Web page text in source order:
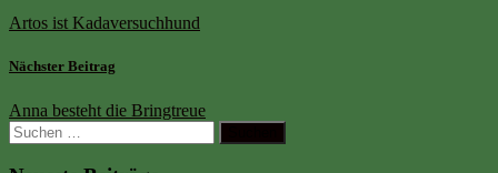
Artos ist Kadaversuchhund
Nächster Beitrag
Anna besteht die Bringtreue
Suchen
nach: